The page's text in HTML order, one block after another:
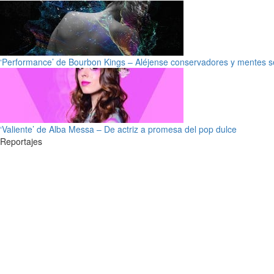
‘Performance’ de Bourbon Kings – Aléjense conservadores y mentes
‘Valiente’ de Alba Messa – De actriz a promesa del pop dulce
Reportajes